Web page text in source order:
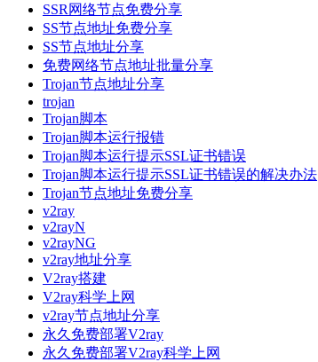
SSR网络节点免费分享
SS节点地址免费分享
SS节点地址分享
免费网络节点地址批量分享
Trojan节点地址分享
trojan
Trojan脚本
Trojan脚本运行报错
Trojan脚本运行提示SSL证书错误
Trojan脚本运行提示SSL证书错误的解决办法
Trojan节点地址免费分享
v2ray
v2rayN
v2rayNG
v2ray地址分享
V2ray搭建
V2ray科学上网
v2ray节点地址分享
永久免费部署V2ray
永久免费部署V2ray科学上网